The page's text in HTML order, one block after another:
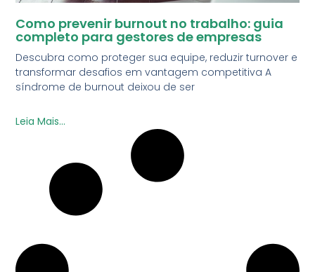
Como prevenir burnout no trabalho: guia
completo para gestores de empresas
Descubra como proteger sua equipe, reduzir turnover e
transformar desafios em vantagem competitiva A
síndrome de burnout deixou de ser
Leia Mais...